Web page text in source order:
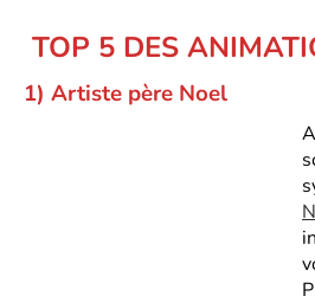
TOP 5 DES
1) Artiste père Noel